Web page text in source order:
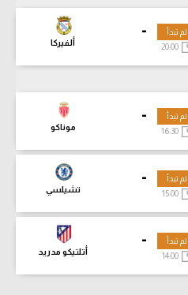
-
ألفيركا
لم تبدأ
-
موناكو
لم تبدأ
-
تشيلسي
لم تبدأ
15:00
-
أتلتيكو مدريد
لم تبدأ
14:00